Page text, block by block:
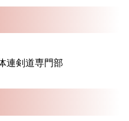
連剣道専門部